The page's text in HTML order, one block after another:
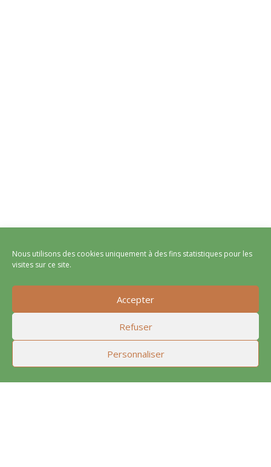
Nous utilisons des cookies uniquement à des fins statistiques pour les
visites sur ce site.
Accepter
Refuser
Personnaliser